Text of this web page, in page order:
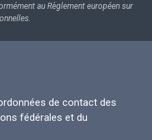
au Règlement européen sur
de contact des
fédérales et du